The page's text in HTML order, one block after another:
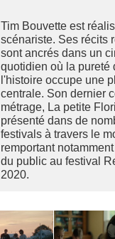
Tim Bouvette est
scénariste. Ses récits
sont ancrés dans un
quotidien où la pureté
l'histoire occupe une
centrale. Son dernier
métrage, La petite
présenté dans de
festivals à travers le
remportant
du public au festival
2020.